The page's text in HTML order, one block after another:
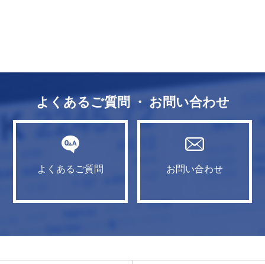
よくあるご質問 ・ お問い合わせ
よくあるご質問 お問い合わせ